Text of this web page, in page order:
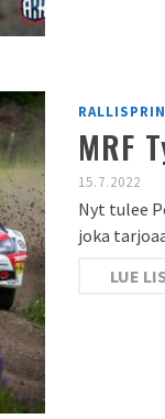
MRF
15.7.2022
Nyt tulee
joka
LUE